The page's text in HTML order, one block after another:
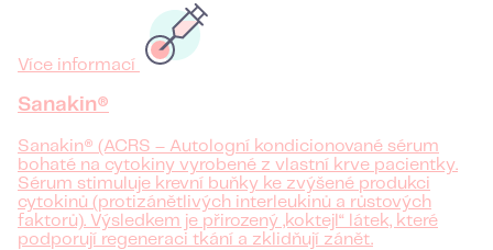
Více informací
Sanakin®
Sanakin® (ACRS – Autologní kondicionované sérum
bohaté na cytokiny vyrobené z vlastní krve pacientky.
Sérum stimuluje krevní buňky ke zvýšené produkci
cytokinů (protizánětlivých interleukinů a růstových
faktorů). Výsledkem je přirozený „koktejl“ látek, které
podporují regeneraci tkání a zklidňují zánět.